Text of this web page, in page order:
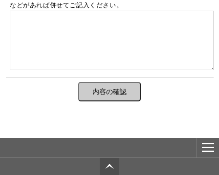
などがあれば併せてご記入ください。